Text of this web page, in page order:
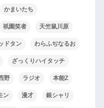
かまいたち
祇園笑者 天竺鼠川原
ドタン わらふぢなるお
ざっくりハイタッチ
野 ラジオ 本能Z
ン 漫才 銀シャリ